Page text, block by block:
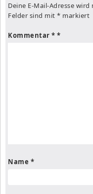
Deine E-Mail-Adresse
Felder sind mit * markiert
Kommentar *
Name *